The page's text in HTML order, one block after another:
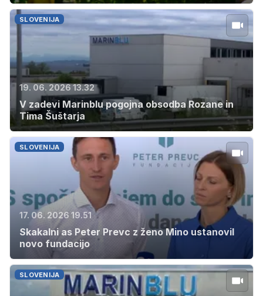
SLOVENIJA
19. 06. 2026 13.32
V zadevi Marinblu pogojna obsodba Rozane in
Tima Šuštarja
SLOVENIJA
17. 06. 2026 19.51
Skakalni as Peter Prevc z ženo Mino ustanovil
novo fundacijo
SLOVENIJA